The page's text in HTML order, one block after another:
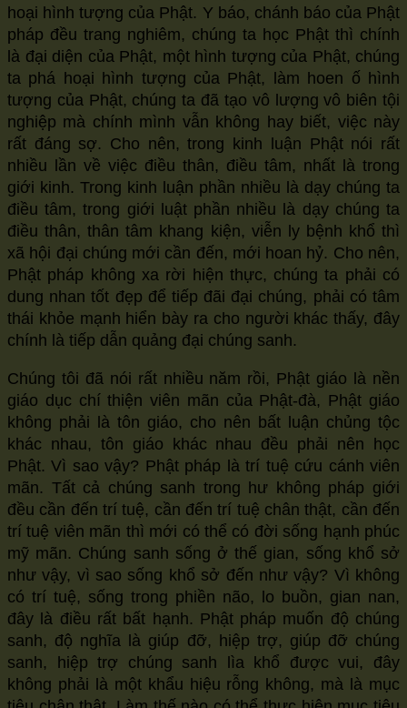
hoại hình tượng của Phật. Y báo, chánh báo của Phật
pháp đều trang nghiêm, chúng ta học Phật thì chính
là đại diện của Phật, một hình tượng của Phật, chúng
ta phá hoại hình tượng của Phật, làm hoen ố hình
tượng của Phật, chúng ta đã tạo vô lượng vô biên tội
nghiệp mà chính mình vẫn không hay biết, việc này
rất đáng sợ. Cho nên, trong kinh luận Phật nói rất
nhiều lần về việc điều thân, điều tâm, nhất là trong
giới kinh. Trong kinh luận phần nhiều là dạy chúng ta
điều tâm, trong giới luật phần nhiều là dạy chúng ta
điều thân, thân tâm khang kiện, viễn ly bệnh khổ thì
xã hội đại chúng mới cần đến, mới hoan hỷ. Cho nên,
Phật pháp không xa rời hiện thực, chúng ta phải có
dung nhan tốt đẹp để tiếp đãi đại chúng, phải có tâm
thái khỏe mạnh hiển bày ra cho người khác thấy, đây
chính là tiếp dẫn quảng đại chúng sanh.
Chúng tôi đã nói rất nhiều năm rồi, Phật giáo là nền
giáo dục chí thiện viên mãn của Phật-đà, Phật giáo
không phải là tôn giáo, cho nên bất luận chủng tộc
khác nhau, tôn giáo khác nhau đều phải nên học
Phật. Vì sao vậy? Phật pháp là trí tuệ cứu cánh viên
mãn. Tất cả chúng sanh trong hư không pháp giới
đều cần đến trí tuệ, cần đến trí tuệ chân thật, cần đến
trí tuệ viên mãn thì mới có thể có đời sống hạnh phúc
mỹ mãn. Chúng sanh sống ở thế gian, sống khổ sở
như vậy, vì sao sống khổ sở đến như vậy? Vì không
có trí tuệ, sống trong phiền não, lo buồn, gian nan,
đây là điều rất bất hạnh. Phật pháp muốn độ chúng
sanh, độ nghĩa là giúp đỡ, hiệp trợ, giúp đỡ chúng
sanh, hiệp trợ chúng sanh lìa khổ được vui, đây
không phải là một khẩu hiệu rỗng không, mà là mục